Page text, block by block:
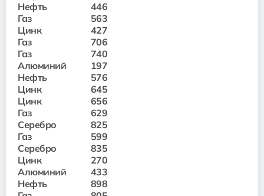
Нефть
446
Газ
563
Цинк
427
Газ
706
Газ
740
Алюминий
197
Нефть
576
Цинк
645
Цинк
656
Газ
629
Серебро
825
Газ
599
Серебро
835
Цинк
270
Алюминий
433
Нефть
898